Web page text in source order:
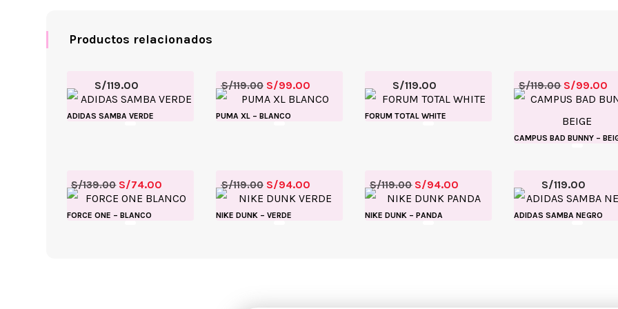
Productos relacionados
ADIDAS SAMBA VERDE
S/119.00
PUMA XL – BLANCO
S/119.00 S/99.00
FORUM TOTAL WHITE
S/119.00
CAMPUS BAD BUNNY –
S/119.00 S/99.00
FORCE ONE – BLANCO
S/139.00 S/74.00
NIKE DUNK – VERDE
S/119.00 S/94.00
NIKE DUNK – PANDA
S/119.00 S/94.00
ADIDAS SAMBA NEGRO
S/119.00